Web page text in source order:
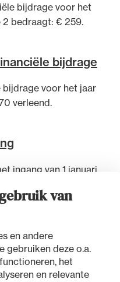
van
en andere
gebruiken deze o.a.
het
en relevante
bijdrage voor het
bedraagt: € 259.
bijdrage
voor het jaar
verleend.
ingang van 1 januari
Besluit financiële
bij hun
advocatenpas tot